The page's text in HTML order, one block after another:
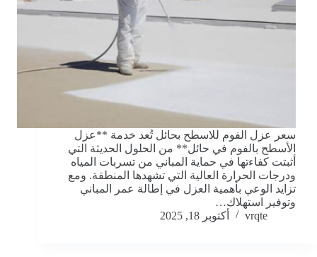
سعر عزل الفوم للاسطح بحائل تُعد خدمة **عزل
الأسطح بالفوم في حائل** من الحلول الحديثة التي
أثبتت كفاءتها في حماية المباني من تسربات المياه
ودرجات الحرارة العالية التي تشهدها المنطقة. ومع
تزايد الوعي بأهمية العزل في إطالة عمر المباني
وتوفير استهلاك…
vrqte
أكتوبر 18, 2025